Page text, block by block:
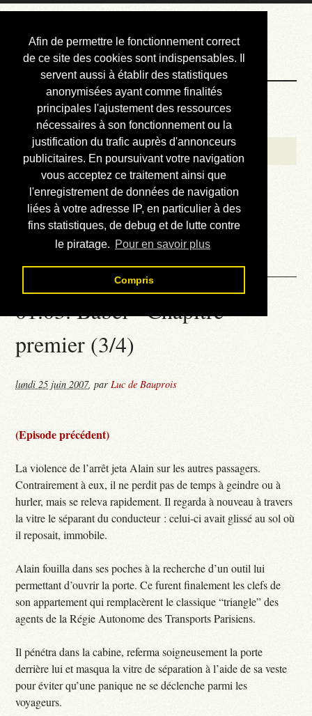
Afin de permettre le fonctionnement correct
de ce site des cookies sont indispensables. Il
servent aussi à établir des statistiques
anonymisées ayant comme finalités
principales l'ajustement des ressources
nécessaires à son fonctionnement ou la
justification du trafic auprès d'annonceurs
publicitaires. En poursuivant votre navigation
vous acceptez ce traitement ainsi que
l'enregistrement de données de navigation
liées à votre adresse IP, en particulier à des
fins statistiques, de debug et de lutte contre
le piratage. Pour en savoir plus
Compris
Courbis, « LE »
Blog Officiel
Bienvenue
Réalisations
Divers (et d’été)
Annonces
Liens externes
Téléchargement
Contact
01.03. Babel - Chapitre
premier (3/4)
lundi 25 juin 2007,parLuc de Bauprois
(Episode précédent)
La violence de l’arrêt jeta Alain sur les autres passagers.
Contrairement à eux, il ne perdit pas de temps à geindre ou à
hurler, mais se releva rapidement. Il regarda à nouveau à travers
la vitre le séparant du conducteur : celui-ci avait glissé au sol où
il reposait, immobile.
Alain fouilla dans ses poches à la recherche d’un outil lui
permettant d’ouvrir la porte. Ce furent finalement les clefs de
son appartement qui remplacèrent le classique “triangle” des
agents de la Régie Autonome des Transports Parisiens.
Il pénétra dans la cabine, referma soigneusement la porte
derrière lui et masqua la vitre de séparation à l’aide de sa veste
pour éviter qu’une panique ne se déclenche parmi les
voyageurs.